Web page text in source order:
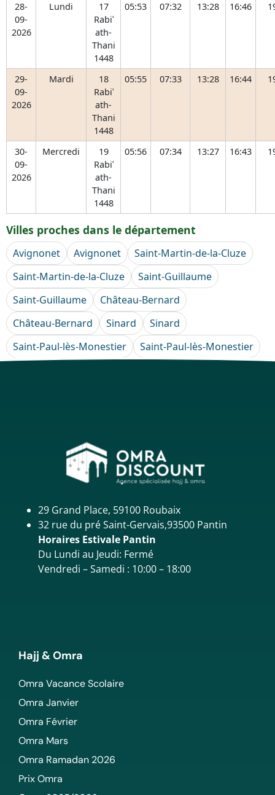
28-
09-
2026
Lundi
17
Rabiʿ
ath-
Thani
1448
05:53 07:32 13:28 16:46
29-
09-
2026
Mardi
18
Rabiʿ
ath-
Thani
1448
05:55 07:33 13:28 16:44
30-
09-
2026
Mercredi
19
Rabiʿ
ath-
Thani
1448
05:56 07:34 13:27 16:43
Villes proches dans le département
Avignonet Avignonet
Saint-Martin-de-la-Cluze
Saint-Martin-de-la-Cluze
Saint-Guillaume
Saint-Guillaume
Château-Bernard
Château-Bernard
Sinard
Sinard
Saint-Paul-lès-Monestier
Saint-Paul-lès-Monestier
29 Grand Place, 59100 Roubaix
32 rue du pré Saint-Gervais,93500 Pantin
Horaires Estivale Pantin
Du Lundi au Jeudi: Fermé
Vendredi – Samedi : 10:00 – 18:00
Hajj & Omra
Omra Vacance Scolaire
Omra Janvier
Omra Février
Omra Mars
Omra Ramadan 2026
Prix Omra